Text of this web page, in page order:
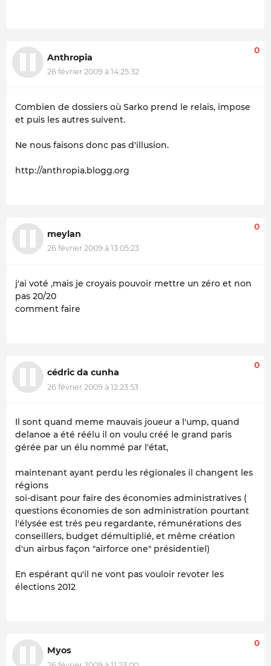
Anthropia
26 février 2009 à 14:25:32
0
Combien de dossiers où Sarko prend le relais, impose
et puis les autres suivent.
Ne nous faisons donc pas d'illusion.
http://anthropia.blogg.org
meylan
26 février 2009 à 13:05:23
0
j'ai voté ,mais je croyais pouvoir mettre un zéro et non
pas 20/20
comment faire
cédric da cunha
26 février 2009 à 12:23:53
0
Il sont quand meme mauvais joueur a l'ump, quand
delanoe a été réélu il on voulu créé le grand paris
gérée par un élu nommé par l'état,
maintenant ayant perdu les régionales il changent les
régions
soi-disant pour faire des économies administratives (
questions économies de son administration pourtant
l'élysée est trés peu regardante, rémunérations des
conseillers, budget démultiplié, et même création
d'un airbus façon "airforce one" présidentiel)
En espérant qu'il ne vont pas vouloir revoter les
élections 2012
Myos
0